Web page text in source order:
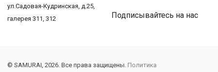
ул.Садовая-Кудринская, д.25,
галерея 311, 312
Подписывайтесь на нас
© SAMURAI, 2026. Все права защищены. Политика